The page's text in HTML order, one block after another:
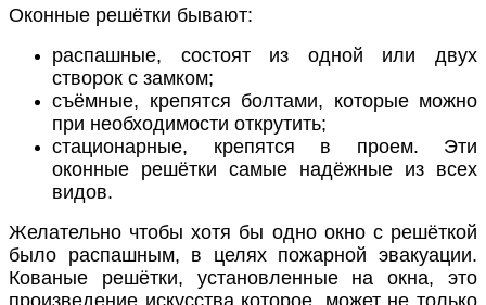
Оконные решётки бывают:
распашные, состоят из одной или двух
створок с замком;
съёмные, крепятся болтами, которые можно
при необходимости открутить;
стационарные, крепятся в проем. Эти
оконные решётки самые надёжные из всех
видов.
Желательно чтобы хотя бы одно окно с решёткой
было распашным, в целях пожарной эвакуации.
Кованые решётки, установленные на окна, это
произведение искусства которое, может не только